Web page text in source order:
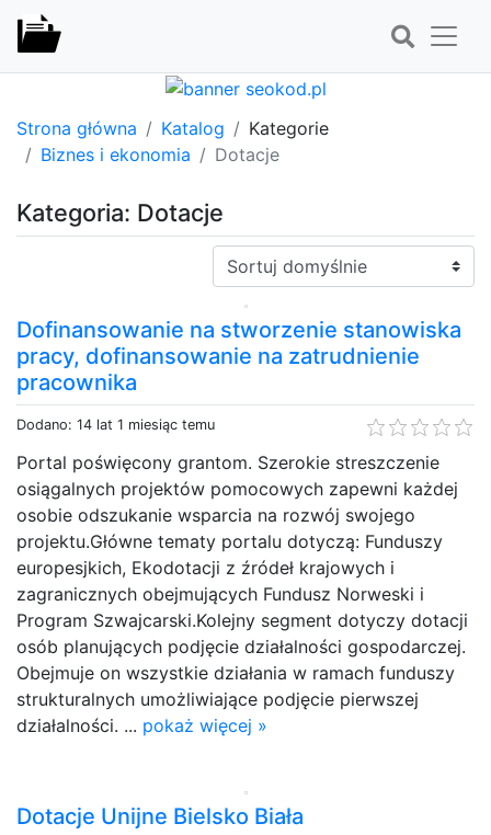
Strona główna Katalog
Kategorie
Biznes i ekonomia
Dotacje
Kategoria: Dotacje
Sortuj:
Dofinansowanie na stworzenie stanowiska
pracy, dofinansowanie na zatrudnienie
pracownika
Dodano: 14 lat 1 miesiąc temu
Portal poświęcony grantom. Szerokie streszczenie
osiągalnych projektów pomocowych zapewni każdej
osobie odszukanie wsparcia na rozwój swojego
projektu.Główne tematy portalu dotyczą: Funduszy
europesjkich, Ekodotacji z źródeł krajowych i
zagranicznych obejmujących Fundusz Norweski i
Program Szwajcarski.Kolejny segment dotyczy dotacji
osób planujących podjęcie działalności gospodarczej.
Obejmuje on wszystkie działania w ramach funduszy
strukturalnych umożliwiające podjęcie pierwszej
działalności. ... pokaż więcej »
Dotacje Unijne Bielsko Biała